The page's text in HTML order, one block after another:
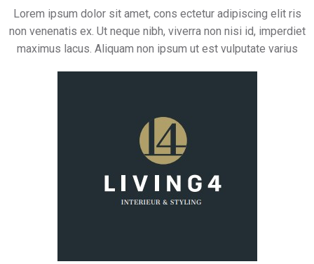
Lorem ipsum dolor sit amet, cons ectetur adipiscing elit ris
non venenatis ex. Ut neque nibh, viverra non nisi id, imperdiet
maximus lacus. Aliquam non ipsum ut est vulputate varius